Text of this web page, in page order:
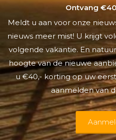
Ontvang
Meldt u aan voor onze
nieuws meer mist! U krijgt
volgende vakantie. En
hoogte van de nieuwe
u €40,- korting op uw
aanmelden van